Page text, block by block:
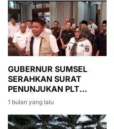
GUBERNUR SUMSEL
SERAHKAN SURAT
PENUNJUKAN PLT
BUPATI MUARA ENIM,
SUMARNI DIMINTA JAGA
STABILITAS
1 bulan yang lalu